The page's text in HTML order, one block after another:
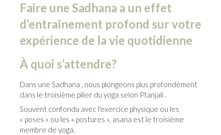
Faire une Sadhana a un effet
d’entraînement profond sur votre
expérience de la vie quotidienne
À quoi s’attendre?
Dans une Sadhana , nous plongeons plus profondément
dans le troisième pilier du yoga selon Ptanjali .
Souvent confondu avec l'exercice physique ou les
« poses » ou les « postures », asana est le troisième
membre de yoga.